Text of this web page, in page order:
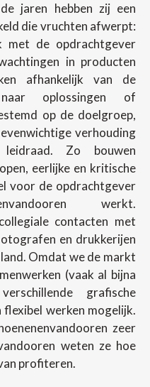
jaren hebben zij een
die vruchten afwerpt:
met de opdrachtgever
in producten
afhankelijk van de
naar oplossingen of
op de doelgroep,
verhouding
Zo bouwen
eerlijke en kritische
voor de opdrachtgever
werkt.
contacten met
en drukkerijen
Omdat we de markt
(vaak al bijna
grafische
flexibel werken mogelijk.
zeer
weten ze hoe
profiteren.